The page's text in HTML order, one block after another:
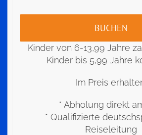
BUCHEN
Kinder von 6-13,99 Jahre
Kinder bis 5,99 Jahre
Im Preis
* Abholung direkt
* Qualifizierte
Reiseleitung